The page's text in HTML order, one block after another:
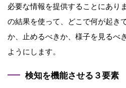
必要な情報を提供することにあり
の結果を使って、どこで何が起き
か、⽌めるべきか、様⼦を⾒るべ
ようにします。
検知を機能させる３要素